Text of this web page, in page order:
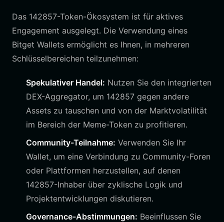
Das 142857-Token-Ökosystem ist für aktives
Engagement ausgelegt. Die Verwendung eines
Bitget Wallets ermöglicht es Ihnen, in mehreren
Schlüsselbereichen teilzunehmen:
Spekulativer Handel: Nutzen Sie den integrierten
DEX-Aggregator, um 142857 gegen andere
Assets zu tauschen und von der Marktvolatilität
im Bereich der Meme-Token zu profitieren.
Community-Teilnahme: Verwenden Sie Ihr
Wallet, um eine Verbindung zu Community-Foren
oder Plattformen herzustellen, auf denen
142857-Inhaber über zyklische Logik und
Projektentwicklungen diskutieren.
Governance-Abstimmungen: Beeinflussen Sie